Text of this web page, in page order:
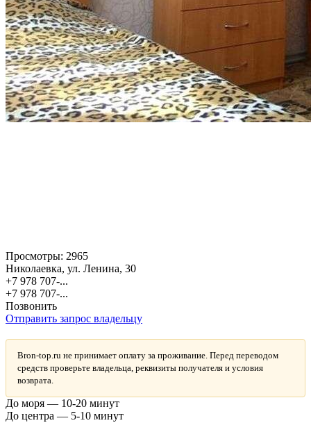
Просмотры: 2965
Николаевка, ул. Ленина, 30
+7 978 707-...
+7 978 707-...
Позвонить
Отправить запрос владельцу
Bron-top.ru не принимает оплату за проживание. Перед переводом
средств проверьте владельца, реквизиты получателя и условия
возврата.
До моря — 10-20 минут
До центра — 5-10 минут